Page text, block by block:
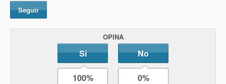
Seguir
OPINA
Sí No
100% 0%